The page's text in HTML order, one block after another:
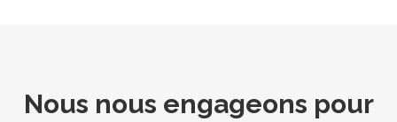
Nous nous engageons pour